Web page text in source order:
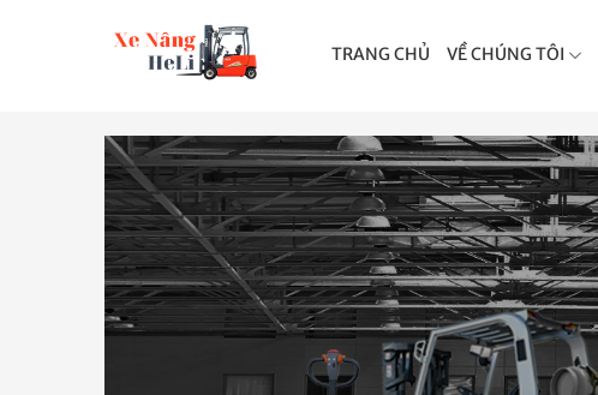
TRANG CHỦ VỀ CHÚNG TÔI